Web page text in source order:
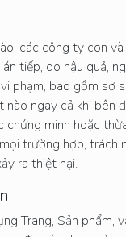
các công ty con
tiếp, do hậu quả,
phạm, bao gồm sơ
ngay cả khi
minh hoặc
trường hợp,
ra thiệt hại.
Trang, Sản